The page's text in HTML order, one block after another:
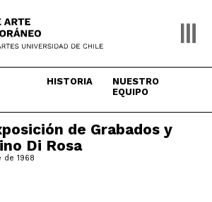
HISTORIA
NUESTRO
EQUIPO
de Grabados y
Di Rosa
de 1968